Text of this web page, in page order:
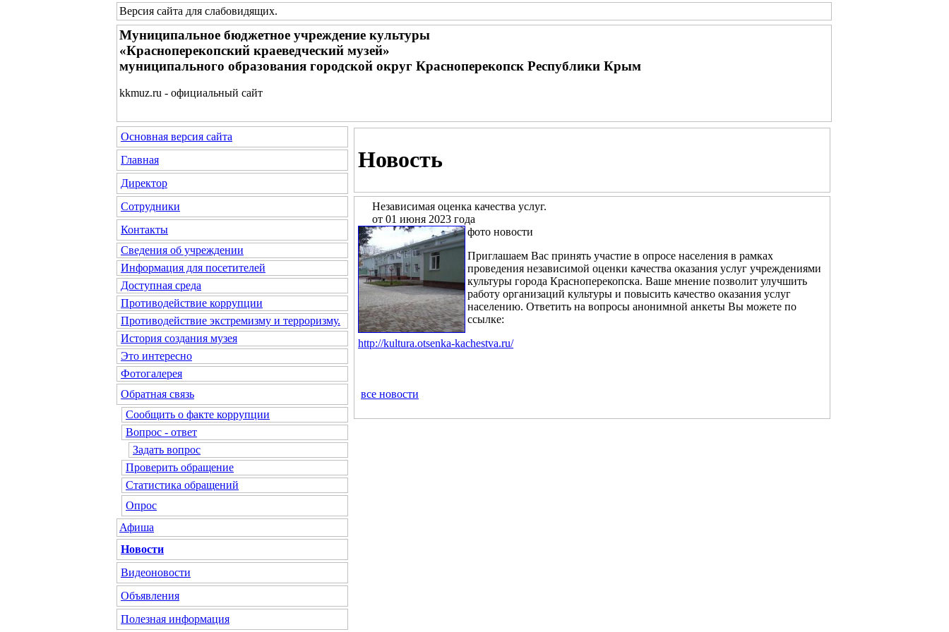
Версия сайта для слабовидящих.
Муниципальное бюджетное учреждение культуры
«Красноперекопский краеведческий музей»
муниципального образования городской округ Красноперекопск Республики Крым
kkmuz.ru - официальный сайт
Основная версия сайта
Главная
Директор
Сотрудники
Контакты
Сведения об учреждении
Информация для посетителей
Доступная среда
Противодействие коррупции
Противодействие экстремизму и терроризму.
История создания музея
Это интересно
Фотогалерея
Обратная связь
Сообщить о факте коррупции
Вопрос - ответ
Задать вопрос
Проверить обращение
Статистика обращений
Опрос
Афиша
Новости
Видеоновости
Объявления
Полезная информация
Новость
Независимая оценка качества услуг.
от 01 июня 2023 года
фото новости
Приглашаем Вас принять участие в опросе населения в рамках
проведения независимой оценки качества оказания услуг учреждениями
культуры города Красноперекопска. Ваше мнение позволит улучшить
работу организаций культуры и повысить качество оказания услуг
населению. Ответить на вопросы анонимной анкеты Вы можете по
ссылке:
http://kultura.otsenka-kachestva.ru/
все новости